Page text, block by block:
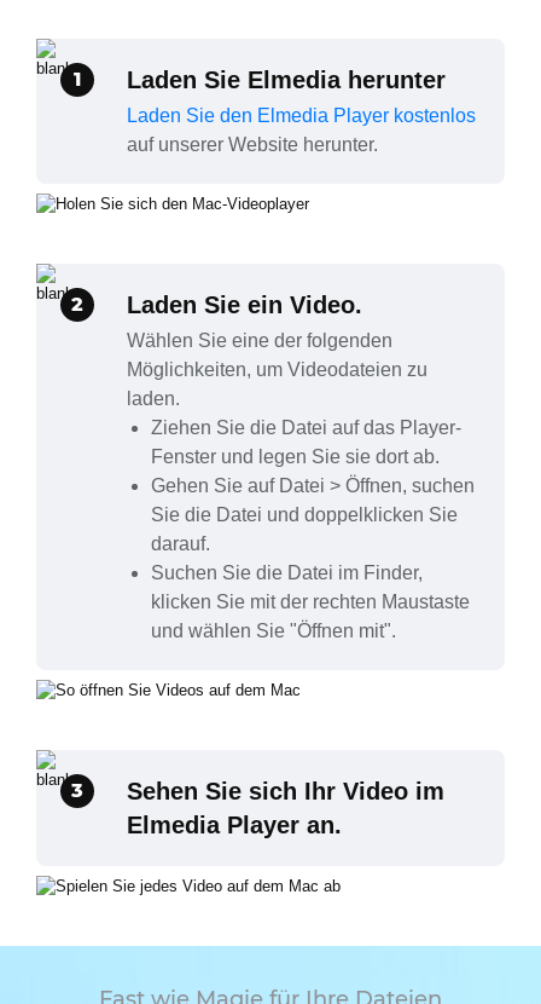
1 Laden Sie Elmedia herunter
Laden Sie den Elmedia Player kostenlos
auf unserer Website herunter.
2 Laden Sie ein Video.
Wählen Sie eine der folgenden
Möglichkeiten, um Videodateien zu
laden.
Ziehen Sie die Datei auf das Player-
Fenster und legen Sie sie dort ab.
Gehen Sie auf Datei > Öffnen, suchen
Sie die Datei und doppelklicken Sie
darauf.
Suchen Sie die Datei im Finder,
klicken Sie mit der rechten Maustaste
und wählen Sie "Öffnen mit".
3
Sehen Sie sich Ihr Video im
Elmedia Player an.